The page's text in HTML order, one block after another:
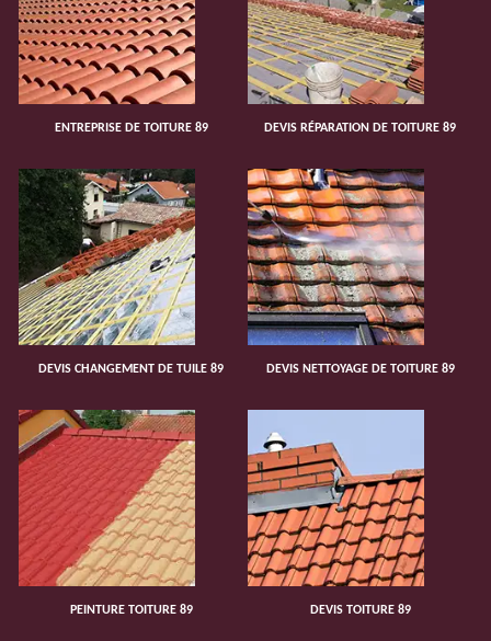
ENTREPRISE DE TOITURE 89 DEVIS RÉPARATION DE TOITURE 89
DEVIS CHANGEMENT DE TUILE 89 DEVIS NETTOYAGE DE TOITURE 89
PEINTURE TOITURE 89 DEVIS TOITURE 89